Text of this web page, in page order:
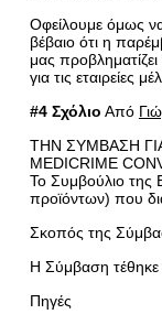
Οφείλουμε όμως
βέβαιο ότι η
μας
για τις εταιρείες
#4 Σχόλιο Από
ΤΗΝ ΣΥΜΒΑΣΗ
MEDICRIME
Το Συμβούλιο της
προϊόντων) που
Σκοπός της
Η Σύμβαση τέθηκε
Πηγές